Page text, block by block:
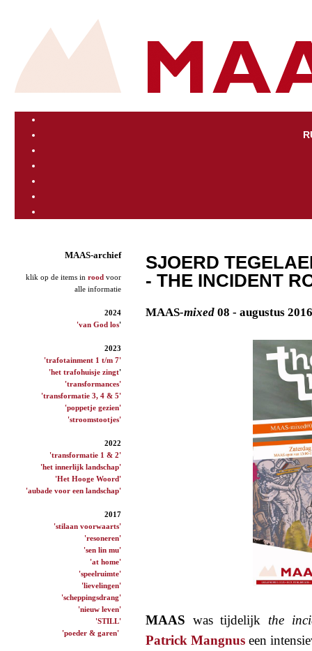
MAAS-archief
klik op de items in rood voor
alle informatie
2024
'van God los'
2023
'trafotainment 1 t/m 7'
'het trafohuisje zingt'
'transformances'
'transformatie 3, 4 & 5'
'poppetje gezien'
'stroomstootjes'
2022
'transformatie 1 & 2'
'het innerlijk landschap'
'Het Hooge Woord'
'aubade voor een landschap'
2017
'stilaan voorwaarts'
'resoneren'
'sen lin mu'
'at home'
'speelruimte'
'lievelingen'
'scheppingsdrang'
'nieuw leven'
'STILL'
'poeder & garen'
SJOERD
- THE INCIDENT
MAAS-mixed 08 - augustus 2016
MAAS was tijdelijk the
Patrick Mangnus een